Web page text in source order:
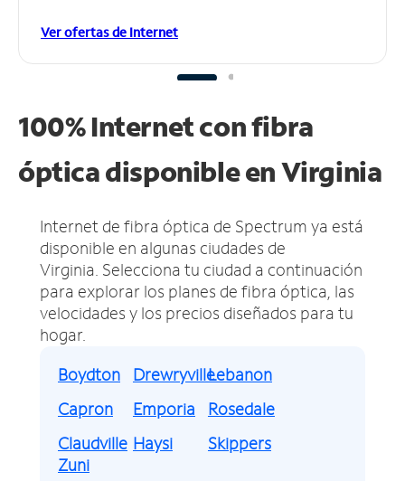
Ver ofertas de Internet
100% Internet con fibra
óptica disponible en Virginia
Internet de fibra óptica de Spectrum ya está
disponible en algunas ciudades de
Virginia. Selecciona tu ciudad a continuación
para explorar los planes de fibra óptica, las
velocidades y los precios diseñados para tu
hogar.
Boydton
Capron
Claudville
Drewryville
Emporia
Haysi
Lebanon
Rosedale
Skippers
Zuni